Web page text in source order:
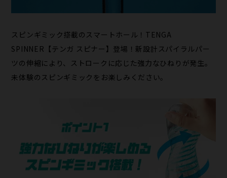
スピンギミック搭載のスマートホール！TENGA
SPINNER【テンガ スピナー】登場！新設計スパイラルパー
ツの伸縮により、ストロークに応じた強力なひねりが発生。
未体験のスピンギミックをお楽しみください。